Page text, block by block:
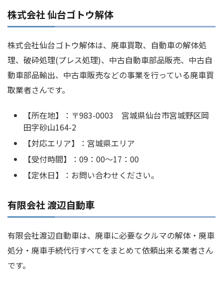
株式会社 仙台ゴトウ解体
株式会社仙台ゴトウ解体は、廃車買取、自動車の解体処
理、破砕処理(プレス処理)、中古自動車部品販売、中古自
動車部品輸出、中古車販売などの事業を行っている廃車買
取業者さんです。
【所在地】：〒983-0003 宮城県仙台市宮城野区岡
田字砂山164-2
【対応エリア】：宮城県エリア
【受付時間】：09：00～17：00
【定休日】：お問い合わせください。
有限会社 渡辺自動車
有限会社渡辺自動車は、廃車に必要なクルマの解体・廃車
処分・廃車手続代行すべてをまとめて依頼出来る業者さん
です。